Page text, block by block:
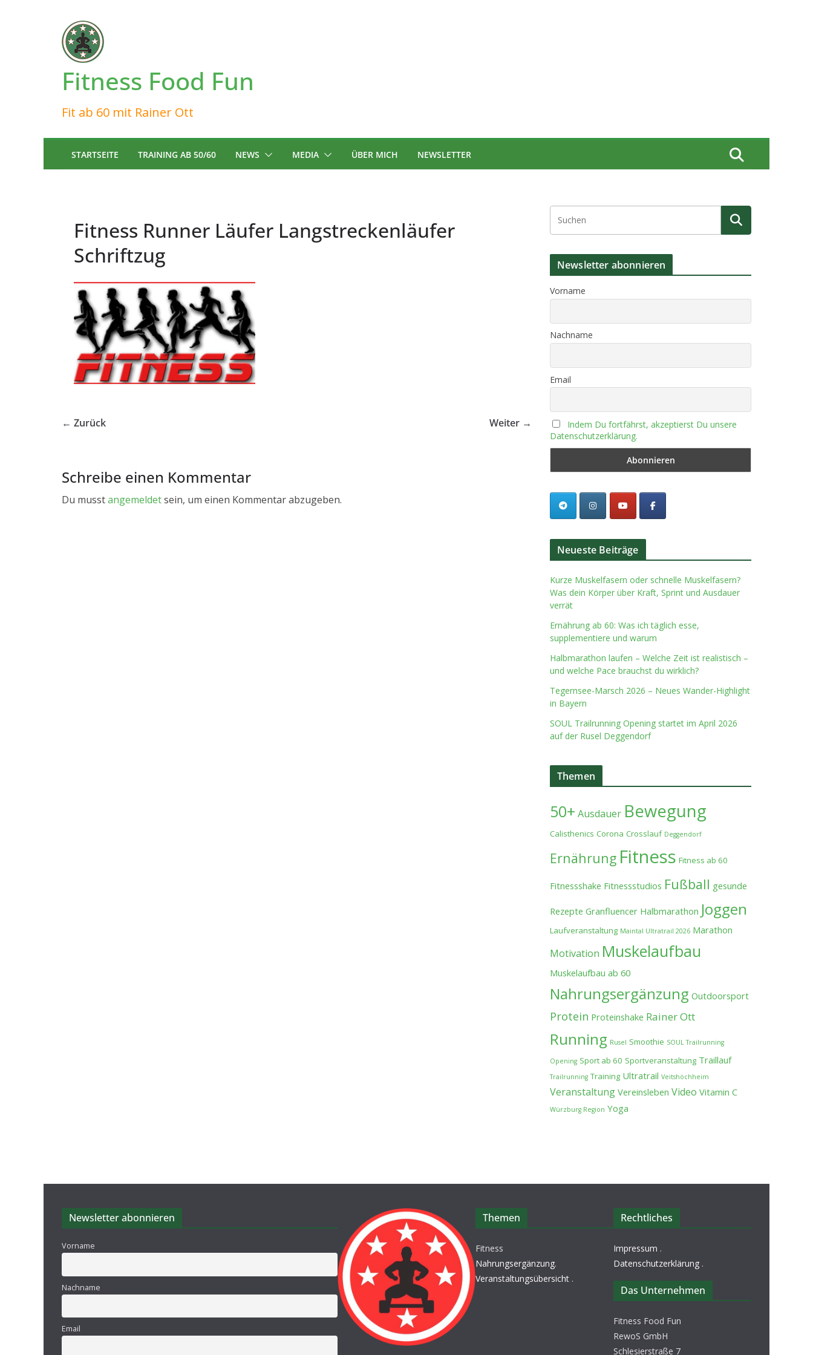
Inhalt
springen
Fitness Food Fun
Fit ab 60 mit Rainer Ott
STARTSEITE TRAINING AB 50/60 NEWS MEDIA ÜBER MICH NEWSLETTER
Fitness Runner Läufer Langstreckenläufer
Schriftzug
← Zurück Weiter →
Schreibe einen Kommentar
Du musstangemeldetsein, um einen Kommentar abzugeben.
Newsletter abonnieren
Vorname
Nachname
Email
Indem Du fortfährst, akzeptierst Du unsere
Datenschutzerklärung.
Neueste Beiträge
Kurze Muskelfasern oder schnelle Muskelfasern?
Was dein Körper über Kraft, Sprint und Ausdauer
verrät
Ernährung ab 60: Was ich täglich esse,
supplementiere und warum
Halbmarathon laufen – Welche Zeit ist realistisch –
und welche Pace brauchst du wirklich?
Tegernsee-Marsch 2026 – Neues Wander-Highlight
in Bayern
SOUL Trailrunning Opening startet im April 2026
auf der Rusel Deggendorf
Themen
50+ Ausdauer Bewegung
Calisthenics Corona Crosslauf Deggendorf
Ernährung Fitness Fitness ab 60
Fitnessshake Fitnessstudios Fußball gesunde
Rezepte Granfluencer Halbmarathon Joggen
Laufveranstaltung Maintal Ultratrail 2026 Marathon
Motivation Muskelaufbau
Muskelaufbau ab 60
Nahrungsergänzung Outdoorsport
Protein Proteinshake Rainer Ott
Running Rusel Smoothie SOUL Trailrunning
Opening Sport ab 60 Sportveranstaltung Traillauf
Trailrunning Training Ultratrail Veitshöchheim
Veranstaltung Vereinsleben Video Vitamin C
Würzburg Region Yoga
Newsletter abonnieren
Vorname
Nachname
Email
Themen
Fitness
Nahrungsergänzung.
Veranstaltungsübersicht .
Rechtliches
Impressum .
Datenschutzerklärung .
Das Unternehmen
Fitness Food Fun
RewoS GmbH
Schlesierstraße 7